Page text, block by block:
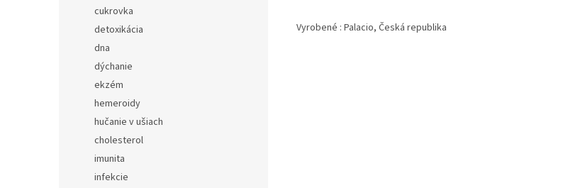
cukrovka
detoxikácia
dna
dýchanie
ekzém
hemeroidy
hučanie v ušiach
cholesterol
imunita
infekcie
Vyrobené : Palacio, Česká republika